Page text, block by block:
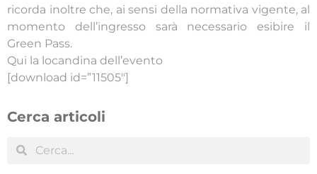
ricorda inoltre che, ai sensi della normativa vigente, al
momento dell’ingresso sarà necessario esibire il
Green Pass.
Qui la locandina dell’evento
[download id=”11505″]
Cerca articoli